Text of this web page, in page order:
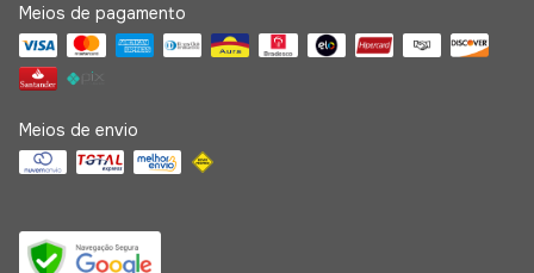
Meios de pagamento
Meios de envio